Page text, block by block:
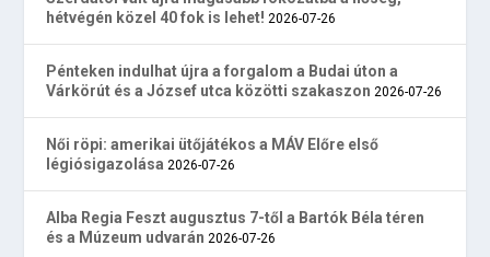
hétvégén közel 40 fok is lehet! 2026-07-26
Pénteken indulhat újra a forgalom a Budai úton a
Várkörút és a József utca közötti szakaszon 2026-07-26
Női röpi: amerikai ütőjátékos a MÁV Előre első
légiósigazolása 2026-07-26
Alba Regia Feszt augusztus 7-től a Bartók Béla téren
és a Múzeum udvarán 2026-07-26